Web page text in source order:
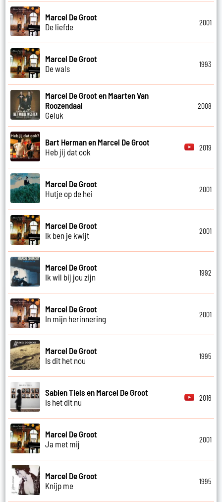
Marcel De Groot
De liefde
2001
Marcel De Groot
De wals
1993
Marcel De Groot en Maarten Van
Roozendaal
Geluk
2008
Bart Herman en Marcel De Groot
Heb jij dat ook
2019
Marcel De Groot
Hutje op de hei
2001
Marcel De Groot
Ik ben je kwijt
2001
Marcel De Groot
Ik wil bij jou zijn
1992
Marcel De Groot
In mijn herinnering
2001
Marcel De Groot
Is dit het nou
1995
Sabien Tiels en Marcel De Groot
Is het dit nu
2016
Marcel De Groot
Ja met mij
2001
Marcel De Groot
Knijp me
1995